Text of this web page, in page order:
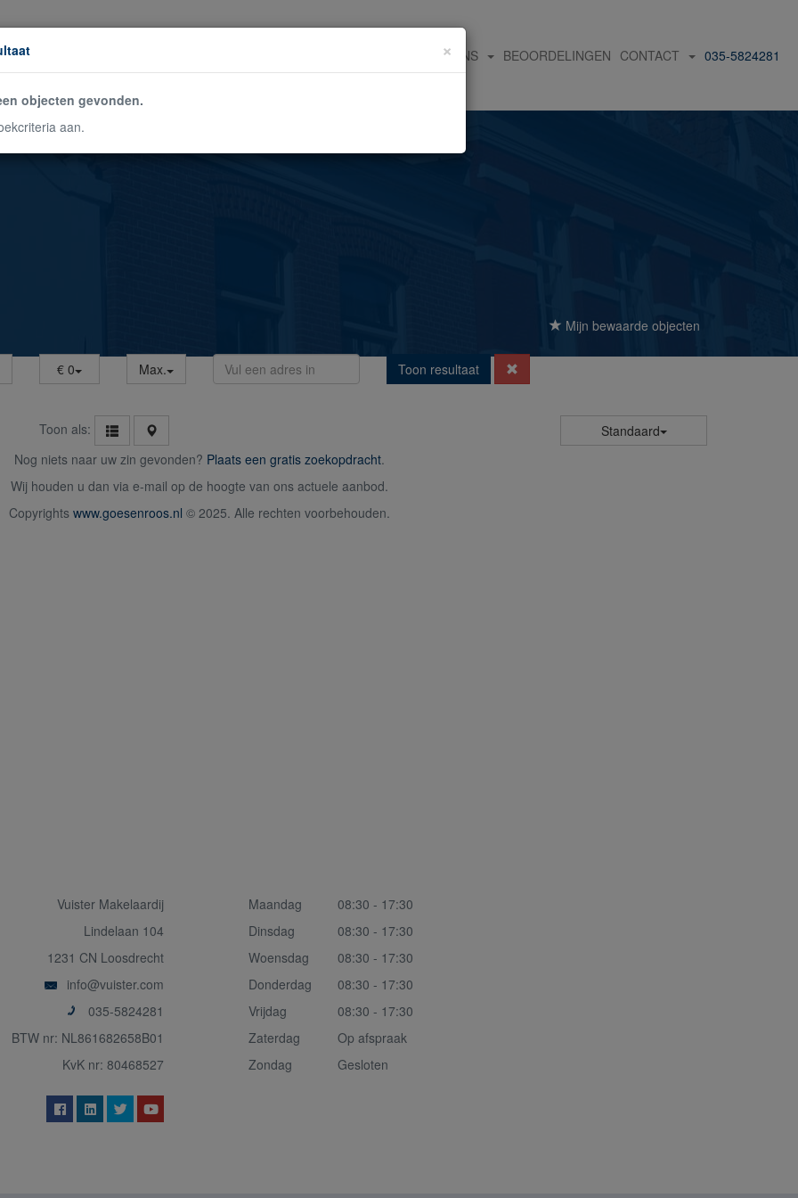
OVER ONS BEOORDELINGEN CONTACT 035-5824281
Mijn bewaarde objecten
€ 0 Max.
Toon resultaat
Toon als:
Standaard
Nog niets naar uw zin gevonden? Plaats een gratis zoekopdracht.
Wij houden u dan via e-mail op de hoogte van ons actuele aanbod.
Copyrights www.goesenroos.nl © 2025. Alle rechten voorbehouden.
×
objecten gevonden.
aan.
Vuister Makelaardij
Lindelaan 104
1231 CN Loosdrecht
info@vuister.com
035-5824281
BTW nr: NL861682658B01
KvK nr: 80468527
Maandag
08:30 - 17:30
Dinsdag
08:30 - 17:30
Woensdag
08:30 - 17:30
Donderdag
08:30 - 17:30
Vrijdag
08:30 - 17:30
Zaterdag
Op afspraak
Zondag
Gesloten